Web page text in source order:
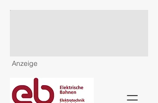
Anzeige